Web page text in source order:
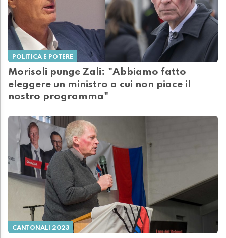
POLITICA E POTERE
Morisoli punge Zali: "Abbiamo fatto
eleggere un ministro a cui non piace il
nostro programma"
CANTONALI 2023